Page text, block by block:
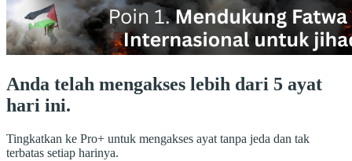
Anda telah mengakses lebih dari 5 ayat
hari ini.
Tingkatkan ke Pro+ untuk mengakses ayat tanpa jeda dan tak
terbatas setiap harinya.